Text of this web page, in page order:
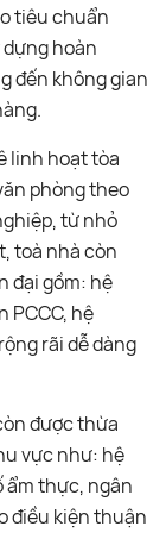
tiêu chuẩn
hoàn
đến không gian
linh hoạt tòa
phòng theo
từ nhỏ
toà nhà còn
đại gồm: hệ
PCCC, hệ
rãi dễ dàng
được thừa
vực như: hệ
ẩm thực, ngân
điều kiện thuận